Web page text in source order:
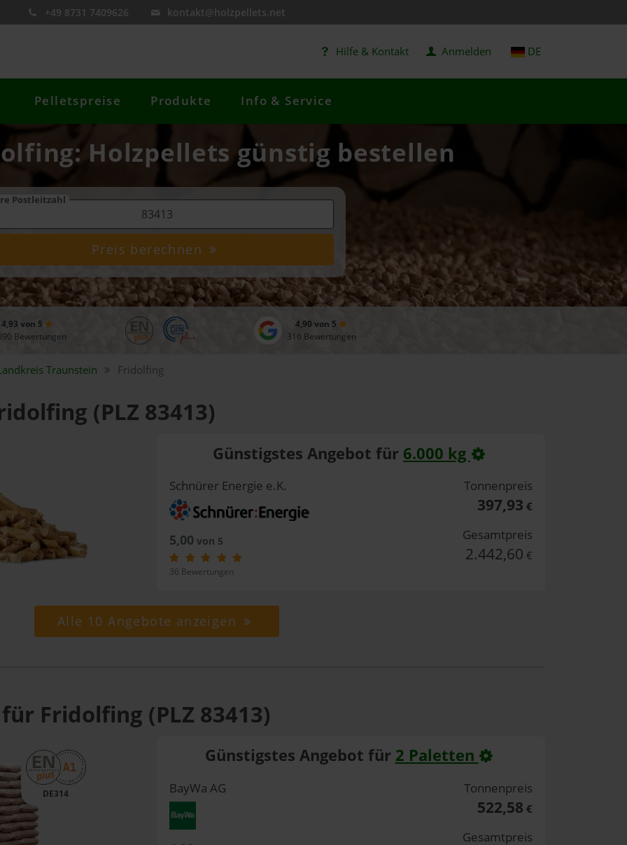
+49 8731 7409626 kontakt@holzpellets.net
Hilfe & Kontakt Anmelden DE
Pelletspreise Produkte Info & Service
Holzpellets günstig bestellen
Postleitzahl
Preis berechnen
4,93 von 5
Bewertungen
4,90 von 5
316 Bewertungen
Traunstein Fridolfing
(PLZ 83413)
Günstigstes Angebot für 6.000 kg
Schnürer Energie e.K.
5,00 von 5
36 Bewertungen
Tonnenpreis
397,93 €
Gesamtpreis
2.442,60 €
Alle 10 Angebote anzeigen
Fridolfing (PLZ 83413)
DE314
Günstigstes Angebot für 2 Paletten
BayWa AG Tonnenpreis
522,58 €
Gesamtpreis